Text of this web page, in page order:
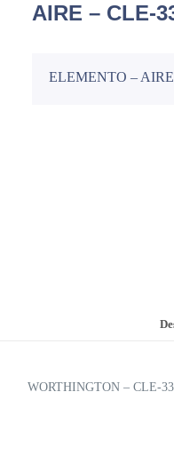
AIRE – CLE-
ELEMENTO – AIRE
WORTHINGTON – CLE-